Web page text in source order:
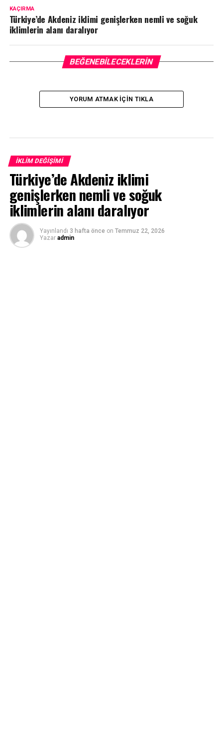
KAÇIRMA
Türkiye’de Akdeniz iklimi genişlerken nemli ve soğuk
iklimlerin alanı daralıyor
BEĞENEBILECEKLERIN
YORUM ATMAK IÇIN TIKLA
İKLIM DEĞIŞIMI
Türkiye’de Akdeniz iklimi
genişlerken nemli ve soğuk
iklimlerin alanı daralıyor
Yayınlandı 3 hafta önce on Temmuz 22, 2026
Yazar admin